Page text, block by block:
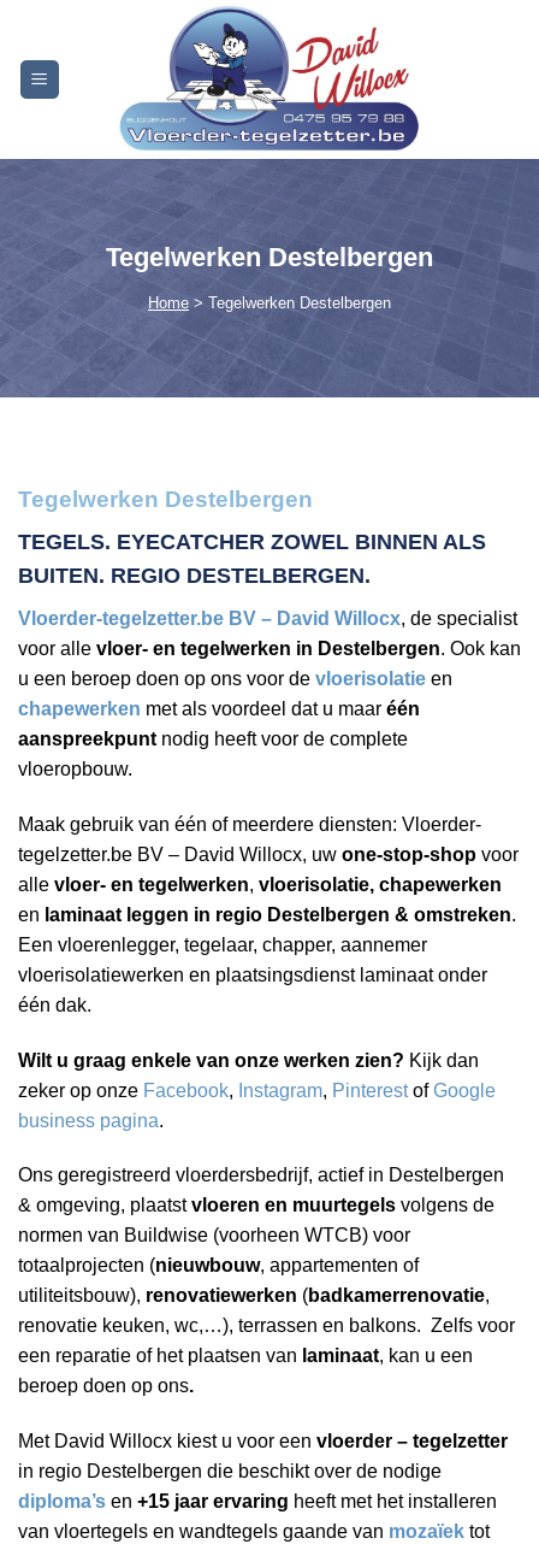
content
Tegelwerken Destelbergen
Home > Tegelwerken Destelbergen
Tegelwerken Destelbergen
TEGELS. EYECATCHER ZOWEL BINNEN ALS
BUITEN. REGIO DESTELBERGEN.
Vloerder-tegelzetter.be BV – David Willocx, de specialist
voor alle vloer- en tegelwerken in Destelbergen. Ook kan
u een beroep doen op ons voor de vloerisolatie en
chapewerken met als voordeel dat u maar één
aanspreekpunt nodig heeft voor de complete
vloeropbouw.
Maak gebruik van één of meerdere diensten: Vloerder-
tegelzetter.be BV – David Willocx, uw one-stop-shop voor
alle vloer- en tegelwerken, vloerisolatie, chapewerken
en laminaat leggen in regio Destelbergen & omstreken.
Een vloerenlegger, tegelaar, chapper, aannemer
vloerisolatiewerken en plaatsingsdienst laminaat onder
één dak.
Wilt u graag enkele van onze werken zien? Kijk dan
zeker op onze Facebook, Instagram, PinterestofGoogle
business pagina.
Ons geregistreerd vloerdersbedrijf, actief in Destelbergen
& omgeving, plaatstvloeren en muurtegels volgens de
normen van Buildwise (voorheen WTCB) voor
totaalprojecten (nieuwbouw, appartementen of
utiliteitsbouw), renovatiewerken (badkamerrenovatie,
renovatie keuken, wc,…), terrassen en balkons. Zelfs voor
een reparatie of het plaatsen van laminaat, kan u een
beroep doen op ons.
Met David Willocx kiest u voor een vloerder – tegelzetter
in regio Destelbergen die beschikt over de nodige
diploma’s en +15 jaar ervaring heeft met het installeren
van vloertegels en wandtegels gaande van mozaïek tot